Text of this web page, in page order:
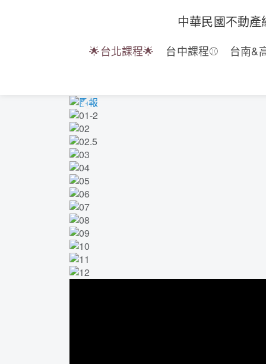
中華民國不動
🌟台北課程🌟 台中課程⚾ 台南&